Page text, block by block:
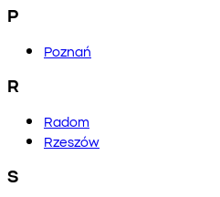
P
Poznań
R
Radom
Rzeszów
S